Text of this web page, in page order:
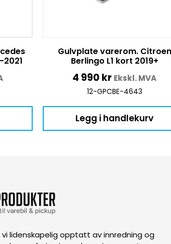
2021
Gulvplate varerom. Citroen
Berlingo L1 kort 2019+
4 990 kr Ekskl. MVA
12-GPCBE-4643
Legg i handlekurv
vi lidenskapelig opptatt av innredning og